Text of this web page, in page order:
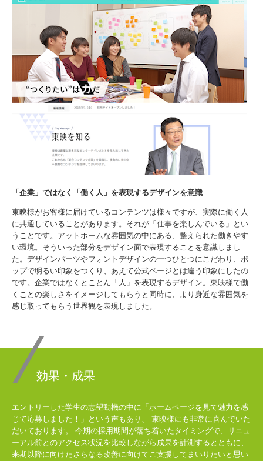
「企業」ではなく「働く人」を表現するデザインを意識
東映様がお客様に届けているコンテンツは様々ですが、実際に働く人
に共通していることがあります。それが「仕事を楽しんでいる」とい
うことです。アットホームな雰囲気の中にある、整えられた働きやす
い環境。そういった部分をデザイン面で表現することを意識しまし
た。デザインパーツやフォントデザインの一つひとつにこだわり、ポ
ップで明るい印象をつくり、あえて公式ページとは違う印象にしたの
です。企業ではなくとことん「人」を表現するデザイン。東映様で働
くことの楽しさをイメージしてもらうと同時に、より身近な雰囲気を
感じ取ってもらう世界観を表現しました。
効果・成果
エントリーした学生の志望動機の中に「ホームページを見て魅力を感
じて応募しました！」という声もあり、 東映様にも非常に喜んでいた
だいております。 今期の採用期間が落ち着いたタイミングで、リニュ
ーアル前とのアクセス状況を比較しながら成果を計測するとともに、
来期以降に向けたさらなる改善に向けてご支援してまいりたいと思い